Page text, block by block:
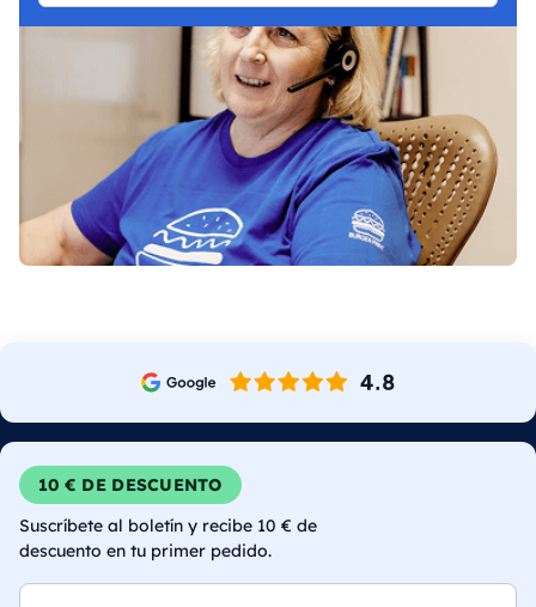
10 € DE DESCUENTO
Suscríbete al boletín y recibe 10 € de
descuento en tu primer pedido.